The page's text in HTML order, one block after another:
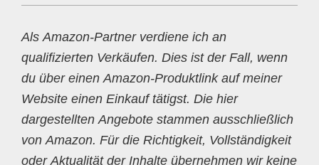
Als Amazon-Partner verdiene ich an
qualifizierten Verkäufen. Dies ist der Fall, wenn
du über einen Amazon-Produktlink auf meiner
Website einen Einkauf tätigst. Die hier
dargestellten Angebote stammen ausschließlich
von Amazon. Für die Richtigkeit, Vollständigkeit
oder Aktualität der Inhalte übernehmen wir keine